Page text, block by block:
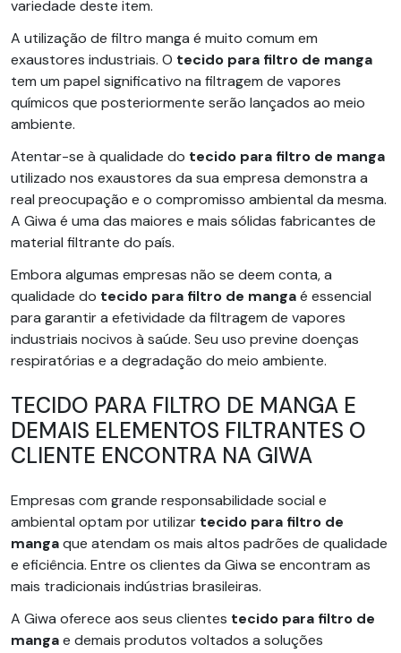
variedade deste item.
A utilização de filtro manga é muito comum em
exaustores industriais. O tecido para filtro de manga
tem um papel significativo na filtragem de vapores
químicos que posteriormente serão lançados ao meio
ambiente.
Atentar-se à qualidade do tecido para filtro de manga
utilizado nos exaustores da sua empresa demonstra a
real preocupação e o compromisso ambiental da mesma.
A Giwa é uma das maiores e mais sólidas fabricantes de
material filtrante do país.
Embora algumas empresas não se deem conta, a
qualidade do tecido para filtro de mangaé essencial
para garantir a efetividade da filtragem de vapores
industriais nocivos à saúde. Seu uso previne doenças
respiratórias e a degradação do meio ambiente.
TECIDO PARA FILTRO DE MANGA E
DEMAIS ELEMENTOS FILTRANTES O
CLIENTE ENCONTRA NA GIWA
Empresas com grande responsabilidade social e
ambiental optam por utilizar tecido para filtro de
mangaque atendam os mais altos padrões de qualidade
e eficiência. Entre os clientes da Giwa se encontram as
mais tradicionais indústrias brasileiras.
A Giwa oferece aos seus clientes tecido para filtro de
mangae demais produtos voltados a soluções